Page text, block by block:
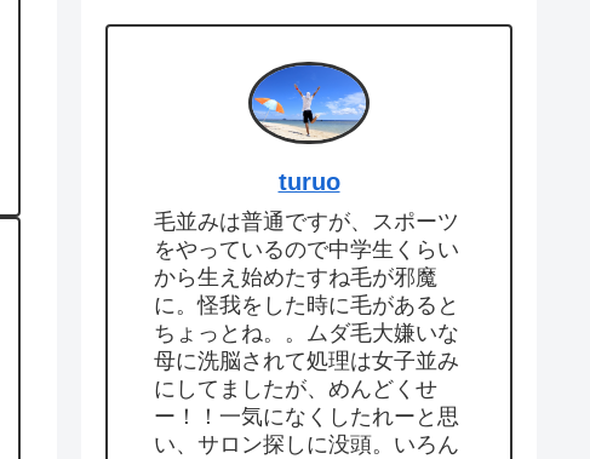
turuo
毛並みは普通ですが、スポーツ
をやっているので中学生くらい
から生え始めたすね毛が邪魔
に。怪我をした時に毛があると
ちょっとね。。ムダ毛大嫌いな
母に洗脳されて処理は女子並み
にしてましたが、めんどくせ
ー！！一気になくしたれーと思
い、サロン探しに没頭。いろん